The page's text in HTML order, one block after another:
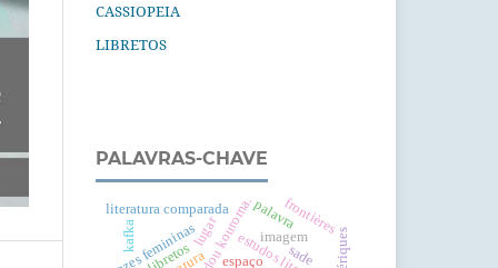
CASSIOPEIA
LIBRETOS
PALAVRAS-CHAVE
amadou kouroma.
vozes femininas
libretos espaço
imagem
lugar
kafka
sade
literatura comparada palavrafrontières